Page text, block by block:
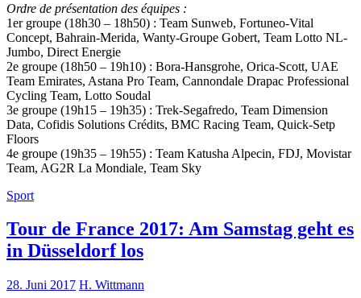
Ordre de présentation des équipes :
1er groupe (18h30 – 18h50) : Team Sunweb, Fortuneo-Vital
Concept, Bahrain-Merida, Wanty-Groupe Gobert, Team Lotto NL-
Jumbo, Direct Energie
2e groupe (18h50 – 19h10) : Bora-Hansgrohe, Orica-Scott, UAE
Team Emirates, Astana Pro Team, Cannondale Drapac Professional
Cycling Team, Lotto Soudal
3e groupe (19h15 – 19h35) : Trek-Segafredo, Team Dimension
Data, Cofidis Solutions Crédits, BMC Racing Team, Quick-Setp
Floors
4e groupe (19h35 – 19h55) : Team Katusha Alpecin, FDJ, Movistar
Team, AG2R La Mondiale, Team Sky
Sport
Tour de France 2017: Am Samstag geht es
in Düsseldorf los
28. Juni 2017 H. Wittmann